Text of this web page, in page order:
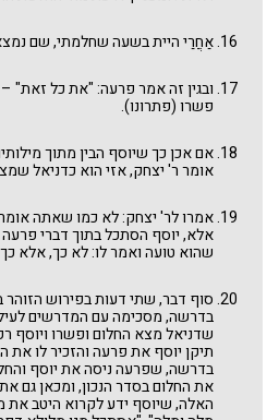
אַחֲרַי היית בשעה שחלמתי, שם
ובגין זה אמר פרעה: "את כל זאת"
פשרו (פתרונו).
אם אכן כך שיוסף הבין מתוך
אומר ר' יצחק, אזי הוא כדניאל
אמרו לר' יצחק: לא כמו שאתה
אלא, יוסף הסתכל בתוך דברי
שהוא טועה ואמר לו: לא כך, אלא
סוף דבר, שתי דעות בפירוש
בדרשה, מסכימה עם המדרשים
שדניאל מצא החלום ופשרו ויוסף
תיקן יוסף את פרעה והזכיר לו את
בדרשה, שפרעה ניסה את יוסף
את החלום בסדר הנכון, ומכאן גם
האלה, שיוסף ידע לקרוא היטב את